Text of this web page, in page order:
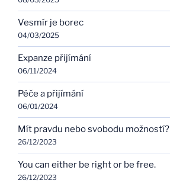
Vesmír je borec
04/03/2025
Expanze přijímání
06/11/2024
Péče a přijímání
06/01/2024
Mít pravdu nebo svobodu možností?
26/12/2023
You can either be right or be free.
26/12/2023